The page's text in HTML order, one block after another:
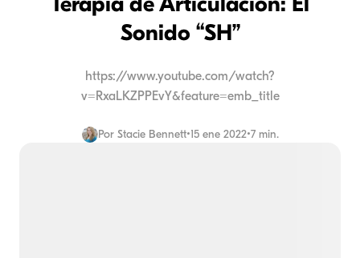
Sonido “SH”
https://www.youtube.com/watch?
v=RxaLKZPPEvY&feature=emb_title
Por Stacie Bennett•15 ene 2022•7 min.